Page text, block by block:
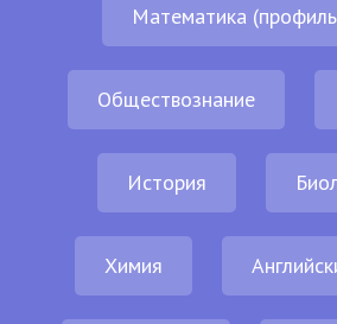
Математика
Обществознание
История
Химия